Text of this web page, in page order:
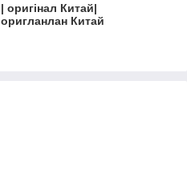
| оригінал Китай|
оригланлан Китай